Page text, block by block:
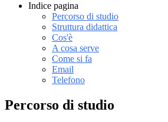
Indice pagina
Percorso di studio
Struttura didattica
Cos'è
A cosa serve
Come si fa
Email
Telefono
Percorso di studio